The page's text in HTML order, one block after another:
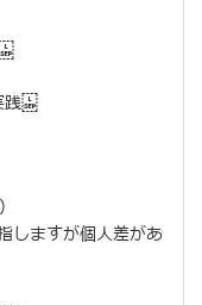
実践
ますが個人差があ